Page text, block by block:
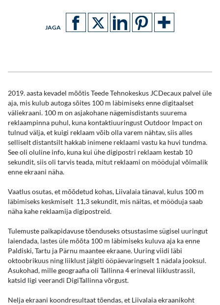
JAGA
2019. aasta kevadel mõõtis Teede Tehnokeskus JCDecaux palvel üle
aja, mis kulub autoga sõites 100 m läbimiseks enne digitaalset
väliekraani. 100 m on asjakohane nägemisdistants suurema
reklaampinna puhul, kuna kontaktiuuringust Outdoor Impact on
tulnud välja, et kuigi reklaam võib olla varem nähtav, siis alles
selliselt distantsilt hakkab inimene reklaami vastu ka huvi tundma.
See oli oluline info, kuna kui ühe digipostri reklaam kestab 10
sekundit, siis oli tarvis teada, mitut reklaami on möödujal võimalik
enne ekraani näha.
Vaatlus osutas, et mõõdetud kohas, Liivalaia tänaval, kulus 100 m
läbimiseks keskmiselt 11,3 sekundit, mis näitas, et mööduja saab
näha kahe reklaamija digipostreid.
Tulemuste paikapidavuse tõenduseks otsustasime sügisel uuringut
laiendada, lastes üle mõõta 100 m läbimiseks kuluva aja ka enne
Paldiski, Tartu ja Pärnu maantee ekraane. Uuring viidi läbi
oktoobrikuus ning liiklust jälgiti ööpäevaringselt 1 nädala jooksul.
Asukohad, mille geograafia oli Tallinna 4 erineval liiklustrassil,
katsid ligi veerandi DigiTallinna võrgust.
Nelja ekraani koondresultaat tõendas, et Liivalaia ekraanikoht